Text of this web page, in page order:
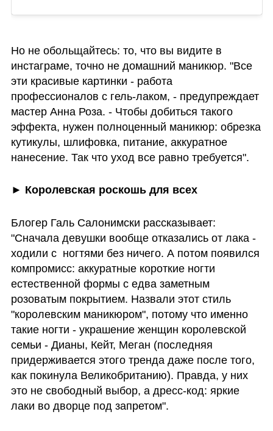
Но не обольщайтесь: то, что вы видите в
инстаграме, точно не домашний маникюр. "Все
эти красивые картинки - работа
профессионалов с гель-лаком, - предупреждает
мастер Анна Роза. - Чтобы добиться такого
эффекта, нужен полноценный маникюр: обрезка
кутикулы, шлифовка, питание, аккуратное
нанесение. Так что уход все равно требуется".
► Королевская роскошь для всех
Блогер Галь Салонимски рассказывает:
"Сначала девушки вообще отказались от лака -
ходили с  ногтями без ничего. А потом появился
компромисс: аккуратные короткие ногти
естественной формы с едва заметным
розоватым покрытием. Назвали этот стиль
"королевским маникюром", потому что именно
такие ногти - украшение женщин королевской
семьи - Дианы, Кейт, Меган (последняя
придерживается этого тренда даже после того,
как покинула Великобританию). Правда, у них
это не свободный выбор, а дресс-код: яркие
лаки во дворце под запретом".